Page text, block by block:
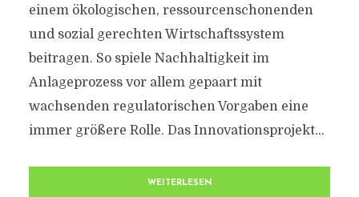
einem ökologischen, ressourcenschonenden
und sozial gerechten Wirtschaftssystem
beitragen. So spiele Nachhaltigkeit im
Anlageprozess vor allem gepaart mit
wachsenden regulatorischen Vorgaben eine
immer größere Rolle. Das Innovationsprojekt...
WEITERLESEN